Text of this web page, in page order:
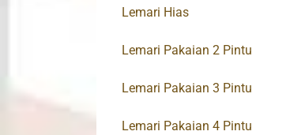
Lemari Hias
Lemari Pakaian 2 Pintu
Lemari Pakaian 3 Pintu
Lemari Pakaian 4 Pintu